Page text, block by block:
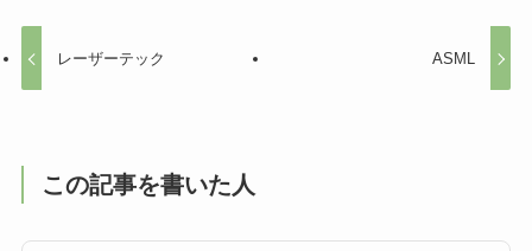
レーザーテック ASML
この記事を書いた人